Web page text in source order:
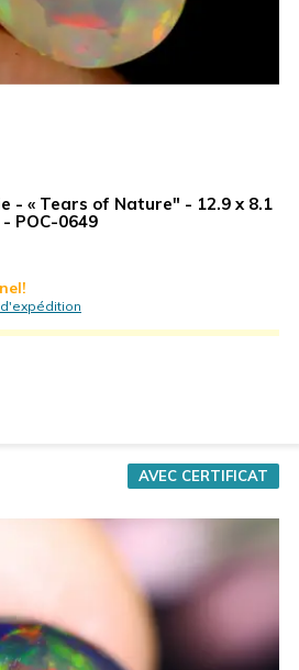
- « Tears of Nature" - 12.9 x 8.1
POC-0649
AVEC CERTIFICAT